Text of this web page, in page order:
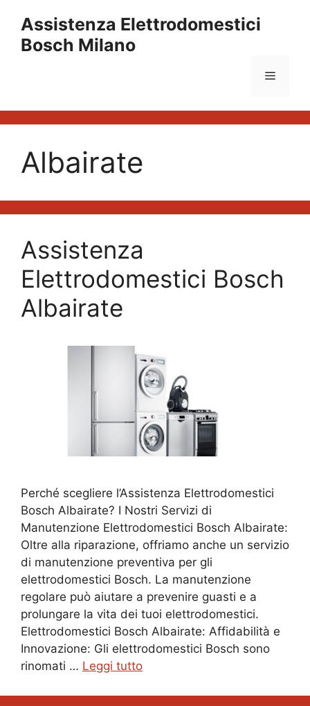
contenuto
Assistenza Elettrodomestici
Bosch Milano
Menu
Albairate
Assistenza
Elettrodomestici Bosch
Albairate
Perché scegliere l’Assistenza Elettrodomestici
Bosch Albairate? I Nostri Servizi di
Manutenzione Elettrodomestici Bosch Albairate:
Oltre alla riparazione, offriamo anche un servizio
di manutenzione preventiva per gli
elettrodomestici Bosch. La manutenzione
regolare può aiutare a prevenire guasti e a
prolungare la vita dei tuoi elettrodomestici.
Elettrodomestici Bosch Albairate: Affidabilità e
Innovazione: Gli elettrodomestici Bosch sono
rinomati … Leggi tutto